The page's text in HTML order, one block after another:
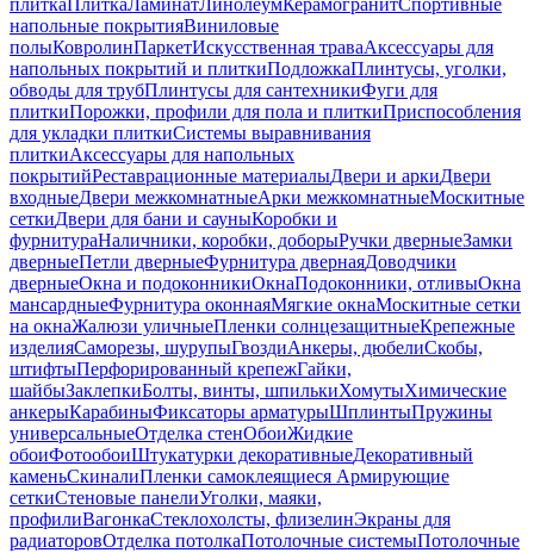
плиткаПлиткаЛаминатЛинолеумКерамогранитСпортивные
напольные покрытияВиниловые
полыКовролинПаркетИскусственная траваАксессуары для
напольных покрытий и плиткиПодложкаПлинтусы, уголки,
обводы для трубПлинтусы для сантехникиФуги для
плиткиПорожки, профили для пола и плиткиПриспособления
для укладки плиткиСистемы выравнивания
плиткиАксессуары для напольных
покрытийРеставрационные материалыДвери и аркиДвери
входныеДвери межкомнатныеАрки межкомнатныеМоскитные
сеткиДвери для бани и сауныКоробки и
фурнитураНаличники, коробки, доборыРучки дверныеЗамки
дверныеПетли дверныеФурнитура двернаяДоводчики
дверныеОкна и подоконникиОкнаПодоконники, отливыОкна
мансардныеФурнитура оконнаяМягкие окнаМоскитные сетки
на окнаЖалюзи уличныеПленки солнцезащитныеКрепежные
изделияСаморезы, шурупыГвоздиАнкеры, дюбелиСкобы,
штифтыПерфорированный крепежГайки,
шайбыЗаклепкиБолты, винты, шпилькиХомутыХимические
анкерыКарабиныФиксаторы арматурыШплинтыПружины
универсальныеОтделка стенОбоиЖидкие
обоиФотообоиШтукатурки декоративныеДекоративный
каменьСкиналиПленки самоклеящиеся Армирующие
сеткиСтеновые панелиУголки, маяки,
профилиВагонкаСтеклохолсты, флизелинЭкраны для
радиаторовОтделка потолкаПотолочные системыПотолочные